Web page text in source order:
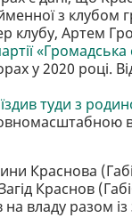
з клубом
клубу, Артем
«Громадська
у 2020 році.
туди з
Краснова
Краснов
на владу разом